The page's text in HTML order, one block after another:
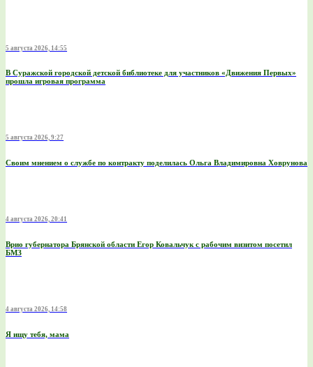
5 августа 2026, 14:55
В Суражской городской детской библиотеке для участников «Движения Первых»
прошла игровая программа
5 августа 2026, 9:27
Своим мнением о службе по контракту поделилась Ольга Владимировна Ховрунова
4 августа 2026, 20:41
Врио губернатора Брянской области Егор Ковальчук с рабочим визитом посетил
БМЗ
4 августа 2026, 14:58
Я ищу тебя, мама